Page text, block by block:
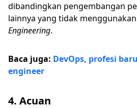
dibandingkan pengembangan
lainnya yang tidak
Engineering.
Baca juga: DevOps, profesi
engineer
4. Acuan